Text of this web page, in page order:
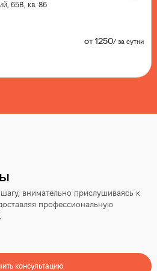
65В, кв. 86
от 1250/ за сутки
внимательно прислушиваясь к
профессиональную
консультацию